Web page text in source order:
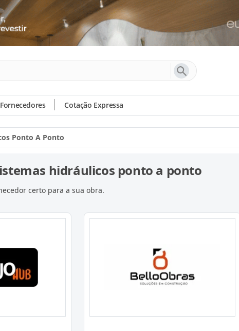
Fornecedores Cotação Expressa
Ponto A Ponto
hidráulicos ponto a ponto
certo para a sua obra.